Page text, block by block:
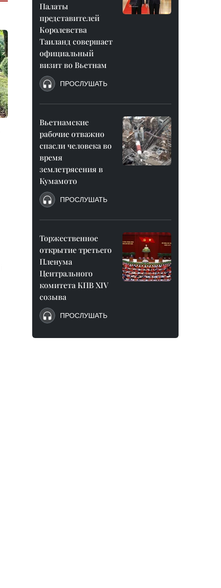
Палаты
представителей
Королевства
Таиланд совершает
официальный
визит во Вьетнам
ПРОСЛУШАТЬ
Вьетнамские
рабочие отважно
спасли человека во
время
землетрясения в
Кумамото
ПРОСЛУШАТЬ
Торжественное
открытие третьего
Пленума
Центрального
комитета КПВ XIV
созыва
ПРОСЛУШАТЬ